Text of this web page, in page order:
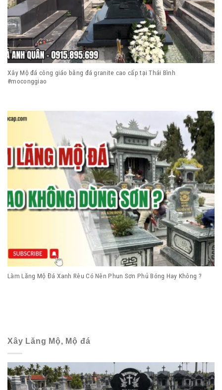
Xây Mộ đá công giáo bằng đá granite cao cấp tại Thái Bình
#moconggiao
Làm Lăng Mộ Đá Xanh Rêu Có Nên Phun Sơn Phủ Bóng Hay Không ?
Xây Lăng Mộ, Mộ đá